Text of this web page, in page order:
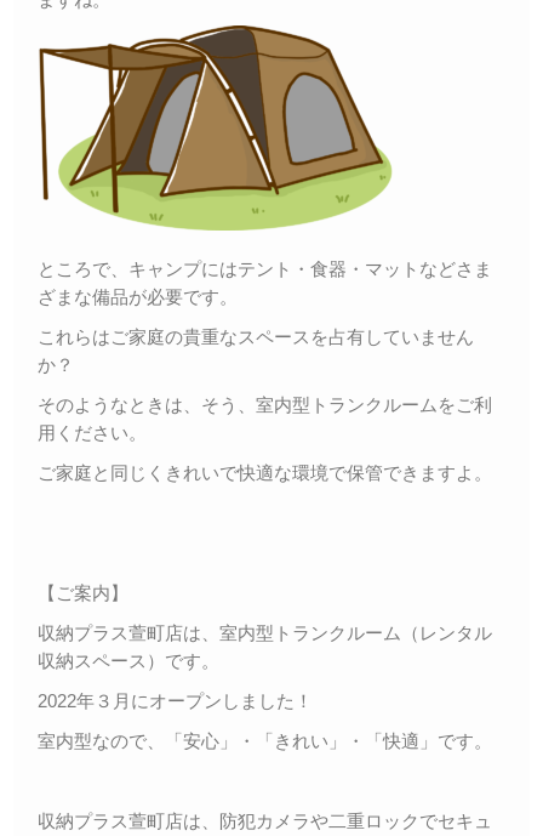
ところで、キャンプにはテント・食器・マットなどさま
ざまな備品が必要です。
これらはご家庭の貴重なスペースを占有していません
か？
そのようなときは、そう、室内型トランクルームをご利
用ください。
ご家庭と同じくきれいで快適な環境で保管できますよ。
【ご案内】
収納プラス萱町店は、室内型トランクルーム（レンタル
収納スペース）です。
2022年３月にオープンしました！
室内型なので、「安心」・「きれい」・「快適」です。
収納プラス萱町店は、防犯カメラや二重ロックでセキュ